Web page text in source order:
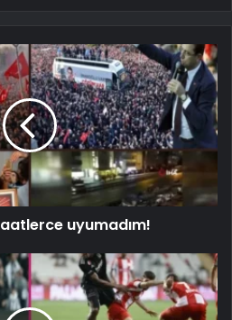
uyumadım!